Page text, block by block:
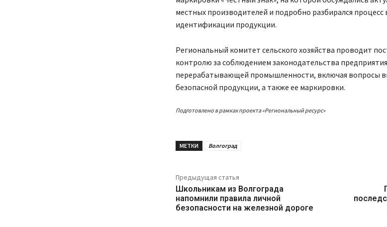
местных производителей и подробно разбирался процесс
идентификации продукции.
Региональный комитет сельского хозяйства проводит
контролю за соблюдением законодательства
перерабатывающей промышленности, включая вопросы
безопасной продукции, а также ее маркировки.
Подготовлено в рамках проекта «Региональный ресурс»
МЕТКИ Волгоград
Предыдущая статья
Школьникам из Волгограда
напомнили правила личной
безопасности на железной дороге